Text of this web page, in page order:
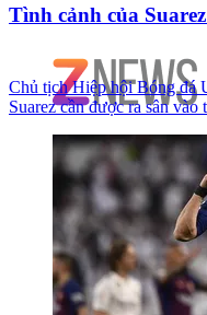
Tình cảnh của
Chủ tịch Hiệp hội Bóng đá
Suarez cần được ra sân